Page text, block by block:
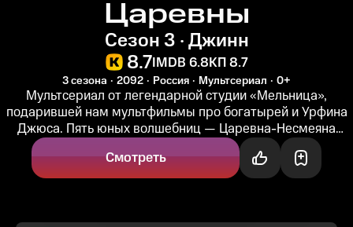
Царевны
Сезон 3 · Джинн
8.7IMDB 6.8КП 8.7
3 сезона 2092 Россия Мультсериал 0+
Мультсериал от легендарной студии «Мельница»,
подарившей нам мультфильмы про богатырей и Урфина
Джюса. Пять юных волшебниц — Царевна-Несмеяна
Дарья, Елена Прекрасная...
Смотреть